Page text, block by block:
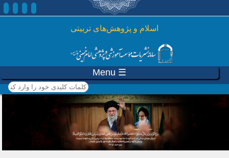
رفتن به محتوای اصلی
اسلام و پژوهش‌های تربیتی
☰ Menu
کلمات کلیدی خود را وارد
کنید